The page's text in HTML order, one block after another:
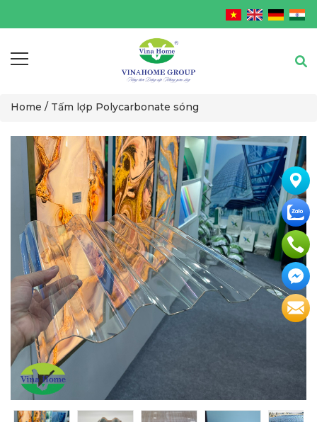
Home / Tấm lợp Polycarbonate sóng